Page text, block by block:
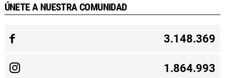
ÚNETE A NUESTRA COMUNIDAD
3.148.369
1.864.993